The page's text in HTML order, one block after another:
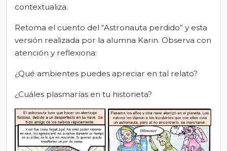
contextualiza.
Retoma el cuento del “Astronauta perdido” y esta
versión realizada por la alumna Karin. Observa con
atención y reflexiona:
¿Qué ambientes puedes apreciar en tal relato?
¿Cuáles plasmarías en tu historieta?